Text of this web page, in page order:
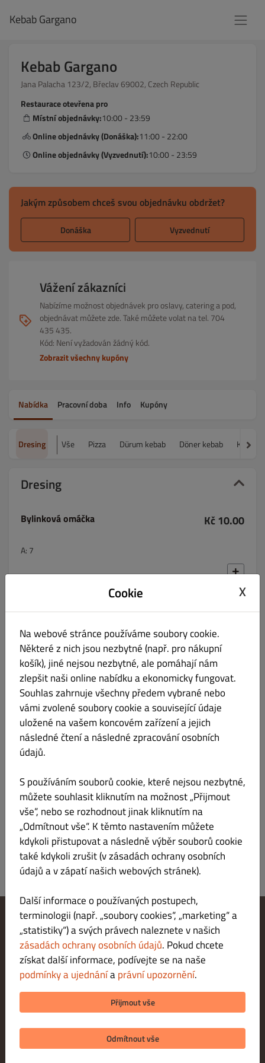
Kebab Gargano
Kebab Gargano
Jana Palacha 123/2, Břeclav 69002, Czech Republic
Restaurace otevřena pro
Místní objednávky:10:00 - 23:59
Online objednávky (Donáška):11:00 - 22:00
Online objednávky (Vyzvednutí):10:00 - 23:59
Jakým způsobem chceš svou objednávku obdržet?
Donáška Vyzvednutí
Vážení zákazníci
Nabízíme možnost objednávek pro oslavy, catering a pod,
objednávat můžete zde. Také můžete volat na tel. 704
435 435.
Kód: Není vyžadován žádný kód.
Zobrazit všechny kupóny
Nabídka Pracovní doba Info Kupóny
Dresing Vše Pizza Dürum kebab Döner kebab Kebab
Dresing
Bylinková omáčka Kč 10.00
A: 7
Česneková omáčka Kč 10.00
A: 7
Chilli omáčka Kč 10.00
Kari omáčka Kč 10.00
Změnit nastavení souborů cookie
Kontaktuj nás
Zásady ochrany osobních údajů
Podmínky a ujednání
Právní upozornění
METODY PLATBY PŘI DORUČENÍ
METODY PLATBY PŘI VYZVEDNUTÍ
Cookie X
Na webové stránce používáme soubory cookie.
Některé z nich jsou nezbytné (např. pro nákupní
košík), jiné nejsou nezbytné, ale pomáhají nám
zlepšit naši online nabídku a ekonomicky fungovat.
Souhlas zahrnuje všechny předem vybrané nebo
vámi zvolené soubory cookie a související údaje
uložené na vašem koncovém zařízení a jejich
následné čtení a následné zpracování osobních
údajů.
S používáním souborů cookie, které nejsou nezbytné,
můžete souhlasit kliknutím na možnost „Přijmout
vše“, nebo se rozhodnout jinak kliknutím na
„Odmítnout vše“. K těmto nastavením můžete
kdykoli přistupovat a následně výběr souborů cookie
také kdykoli zrušit (v zásadách ochrany osobních
údajů a v zápatí našich webových stránek).
Další informace o používaných postupech,
terminologii (např. „soubory cookies“, „marketing“ a
„statistiky“) a svých právech naleznete v našich
zásadách ochrany osobních údajů. Pokud chcete
získat další informace, podívejte se na naše
podmínky a ujednáníaprávní upozornění.
Přijmout vše
Odmítnout vše